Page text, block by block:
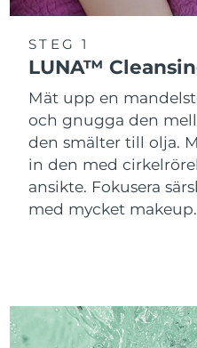
STEG 1
LUNA™
Mät upp en
och gnugga den
den smälter till olja.
in den med
ansikte. Fokusera
med mycket makeup.